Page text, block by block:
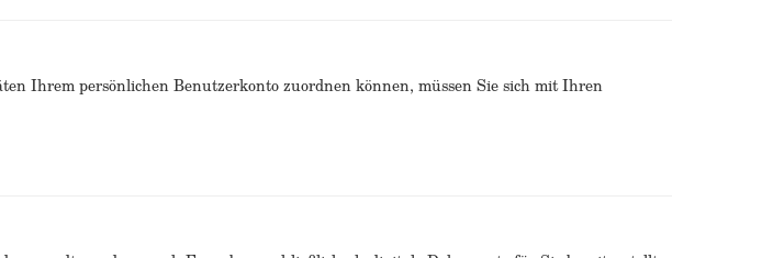
Ihrem persönlichen Benutzerkonto zuordnen können, müssen Sie sich mit Ihren